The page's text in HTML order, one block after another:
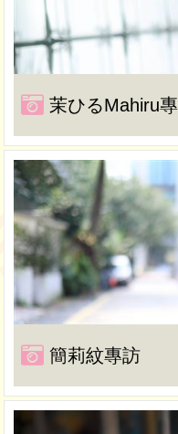
茉ひるMahiru
簡莉紋專訪